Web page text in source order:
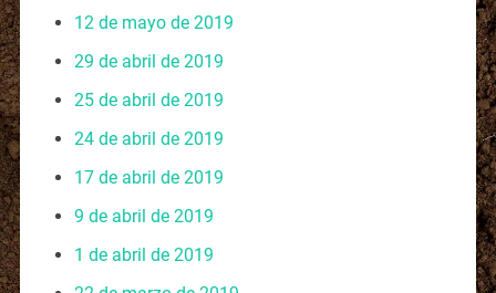
12 de mayo de 2019
29 de abril de 2019
25 de abril de 2019
24 de abril de 2019
17 de abril de 2019
9 de abril de 2019
1 de abril de 2019